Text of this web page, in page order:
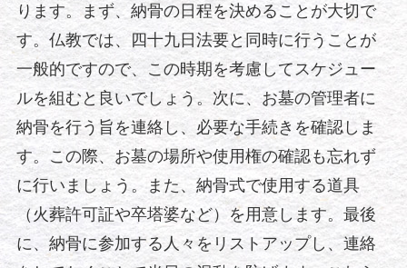
ります。まず、納骨の日程を決めることが大切で
す。仏教では、四十九日法要と同時に行うことが
一般的ですので、この時期を考慮してスケジュー
ルを組むと良いでしょう。次に、お墓の管理者に
納骨を行う旨を連絡し、必要な手続きを確認しま
す。この際、お墓の場所や使用権の確認も忘れず
に行いましょう。また、納骨式で使用する道具
（火葬許可証や卒塔婆など）を用意します。最後
に、納骨に参加する人々をリストアップし、連絡